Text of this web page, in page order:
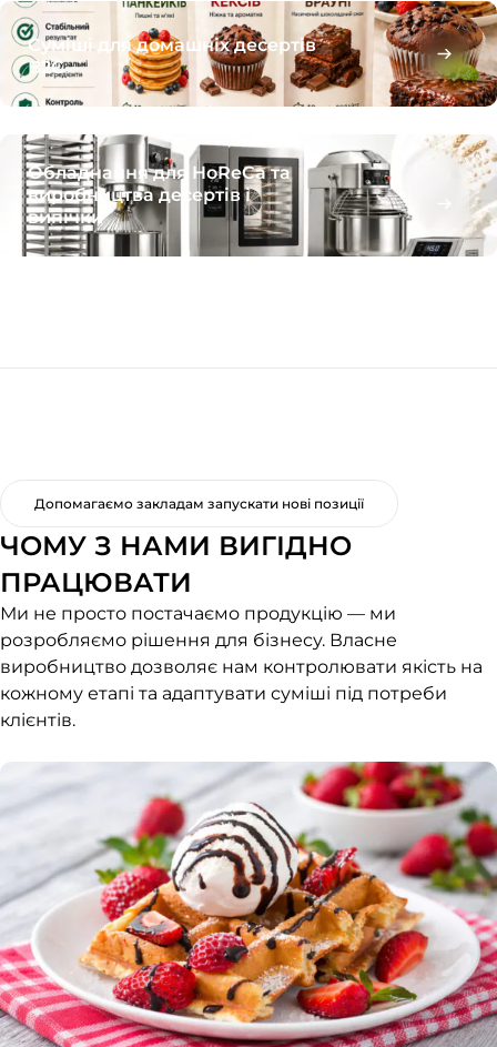
Суміші для домашніх десертів
B2C
Обладнання для HoReCa та
виробництва десертів і
випічки
Допомагаємо закладам запускати нові позиції
ЧОМУ З НАМИ ВИГІДНО
ПРАЦЮВАТИ
Ми не просто постачаємо продукцію — ми
розробляємо рішення для бізнесу. Власне
виробництво дозволяє нам контролювати якість на
кожному етапі та адаптувати суміші під потреби
клієнтів.